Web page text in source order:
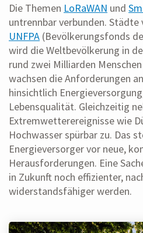
Die Themen LoRaWAN und
untrennbar verbunden. Städte
UNFPA (Bevölkerungsfonds
wird die Weltbevölkerung in
rund zwei Milliarden
wachsen die Anforderungen
hinsichtlich
Lebensqualität. Gleichzeitig
Extremwetterereignisse wie
Hochwasser spürbar zu. Das
Energieversorger vor neue,
Herausforderungen. Eine
in Zukunft noch effizienter,
widerstandsfähiger werden.